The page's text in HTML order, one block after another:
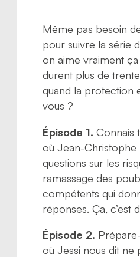
Même pas besoin
pour suivre la série
on aime vraiment ça
durent plus de
quand la protection
vous ?
Épisode 1. Connais
où Jean-Christophe
questions sur les
ramassage des
compétents qui
réponses. Ça, c’est
Épisode 2.
où Jessi nous dit ne